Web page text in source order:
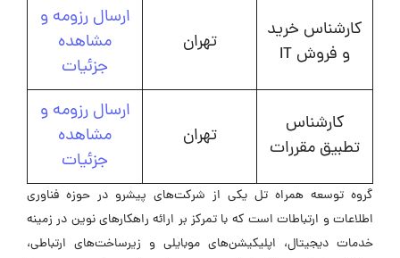
کارشناس خرید
و فروش IT
تهران
ارسال رزومه و
مشاهده
جزئیات
کارشناس
تطبیق مقررات
تهران
ارسال رزومه و
مشاهده
جزئیات
گروه توسعه همراه تل یکی از شرکت‌های پیشرو در حوزه فناوری
اطلاعات و ارتباطات است که با تمرکز بر ارائه راهکارهای نوین در زمینه
خدمات دیجیتال، اپلیکیشن‌های موبایلی و زیرساخت‌های ارتباطی،